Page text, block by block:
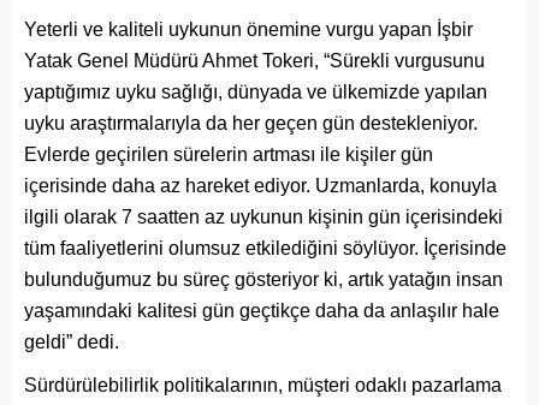
Yeterli ve kaliteli uykunun önemine vurgu yapan İşbir
Yatak Genel Müdürü Ahmet Tokeri, “Sürekli vurgusunu
yaptığımız uyku sağlığı, dünyada ve ülkemizde yapılan
uyku araştırmalarıyla da her geçen gün destekleniyor.
Evlerde geçirilen sürelerin artması ile kişiler gün
içerisinde daha az hareket ediyor. Uzmanlarda, konuyla
ilgili olarak 7 saatten az uykunun kişinin gün içerisindeki
tüm faaliyetlerini olumsuz etkilediğini söylüyor. İçerisinde
bulunduğumuz bu süreç gösteriyor ki, artık yatağın insan
yaşamındaki kalitesi gün geçtikçe daha da anlaşılır hale
geldi” dedi.
Sürdürülebilirlik politikalarının, müşteri odaklı pazarlama